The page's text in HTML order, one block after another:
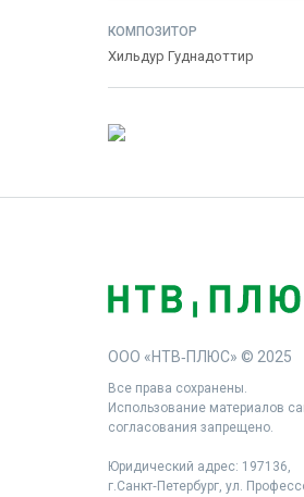
КОМПОЗИТОР
Хильдур Гуднадоттир
ООО «НТВ‑ПЛЮС» © 2025
Все права сохранены.
Использование материалов
согласования запрещено.
Юридический адрес: 197136,
г.Санкт‑Петербург, ул.